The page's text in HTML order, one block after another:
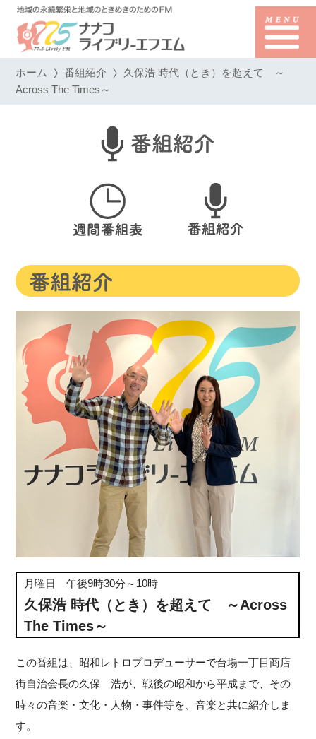
ホーム 番組紹介 久保浩 時代（とき）を超えて ～
Across The Times～
月曜日 午後9時30分～10時
久保浩 時代（とき）を超えて ～Across
The Times～
この番組は、昭和レトロプロデューサーで台場一丁目商店
街自治会長の久保 浩が、戦後の昭和から平成まで、その
時々の音楽・文化・人物・事件等を、音楽と共に紹介しま
す。